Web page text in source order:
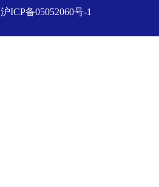
沪ICP备05052060号-1